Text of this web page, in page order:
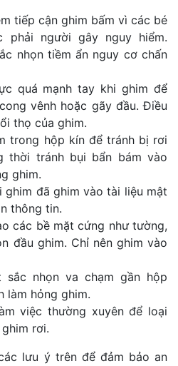
tiếp cận ghim bấm vì các bé
phải người gây nguy hiểm.
nhọn tiềm ẩn nguy cơ chấn
quá mạnh tay khi ghim để
vênh hoặc gãy đầu. Điều
thọ của ghim.
trong hộp kín để tránh bị rơi
thời tránh bụi bẩn bám vào
ghim.
ghim đã ghim vào tài liệu mật
thông tin.
các bề mặt cứng như tường,
đầu ghim. Chỉ nên ghim vào
sắc nhọn va chạm gần hộp
làm hỏng ghim.
việc thường xuyên để loại
rơi.
lưu ý trên để đảm bảo an